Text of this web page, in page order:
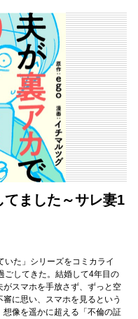
ました～サレ妻1
た」シリーズをコミカライ
ごしてきた。結婚して4年目の
スマホを手放さず、ずっと空
に思い、スマホを見るという
像を遥かに超える「不倫の証